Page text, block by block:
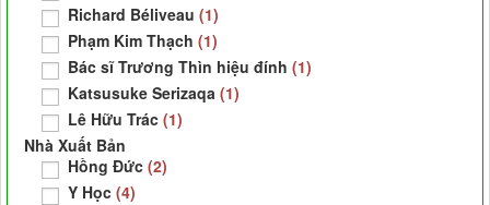
Richard Béliveau (1)
Phạm Kim Thạch (1)
Bác sĩ Trương Thìn hiệu đính (1)
Katsusuke Serizaqa (1)
Lê Hữu Trác (1)
Nhà Xuất Bản
Hồng Đức (2)
Y Học (4)